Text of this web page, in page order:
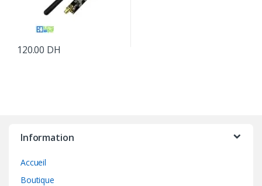
120.00 DH
Information
Accueil
Boutique